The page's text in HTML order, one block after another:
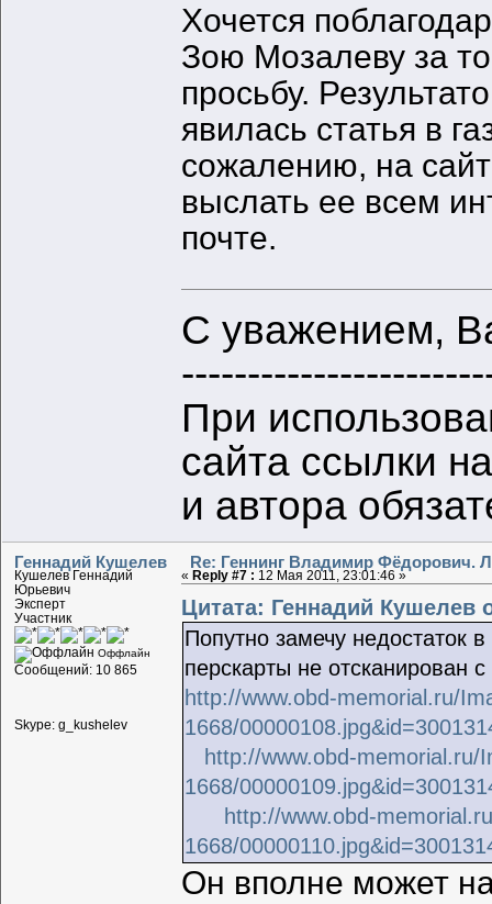
Хочется
Зою Мозалеву за
просьбу.
явилась статья в
сожалению, на
выслать ее всем
почте.
С уважением,
При
сайта ссылки
и автора
Геннадий Кушелев
Кушелев Геннадий
Юрьевич
Эксперт
Участник
Оффлайн
Сообщений: 10 865
Skype: g_kushelev
Re: Геннинг Владимир Фёдорович.
«Reply #7 : 12 Мая 2011, 23:01:46 »
Цитата: Геннадий Кушелев
Попутно замечу недостаток
перскарты не отсканирован
http://www.obd-memorial.ru/
1668/
http://www.obd-memorial.ru/
1668/
http://www.obd-
1668/
Он вполне может